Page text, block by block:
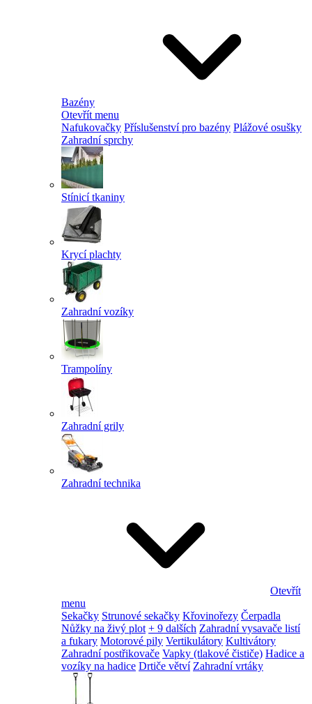
Bazény
Otevřít menu
Nafukovačky Příslušenství pro bazény Plážové osušky
Zahradní sprchy
Stínicí tkaniny
Krycí plachty
Zahradní vozíky
Trampolíny
Zahradní grily
Zahradní technika
Otevřít
menu
Sekačky Strunové sekačky Křovinořezy Čerpadla
Nůžky na živý plot + 9 dalších Zahradní vysavače listí
a fukary Motorové pily Vertikulátory Kultivátory
Zahradní postřikovače Vapky (tlakové čističe) Hadice a
vozíky na hadice Drtiče větví Zahradní vrtáky